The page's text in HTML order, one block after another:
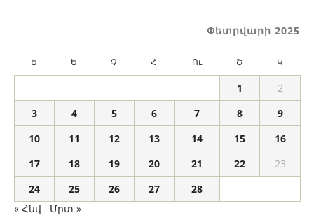
Փետրվարի 2025
Ե Ե Չ Հ Ու Շ Կ
1
2
3
4 5 6 7 8
9
10
11 12 13 14 15
16
17
18 19 20 21 22
23
24
25 26 27
28
« Հնվ
Մրտ »